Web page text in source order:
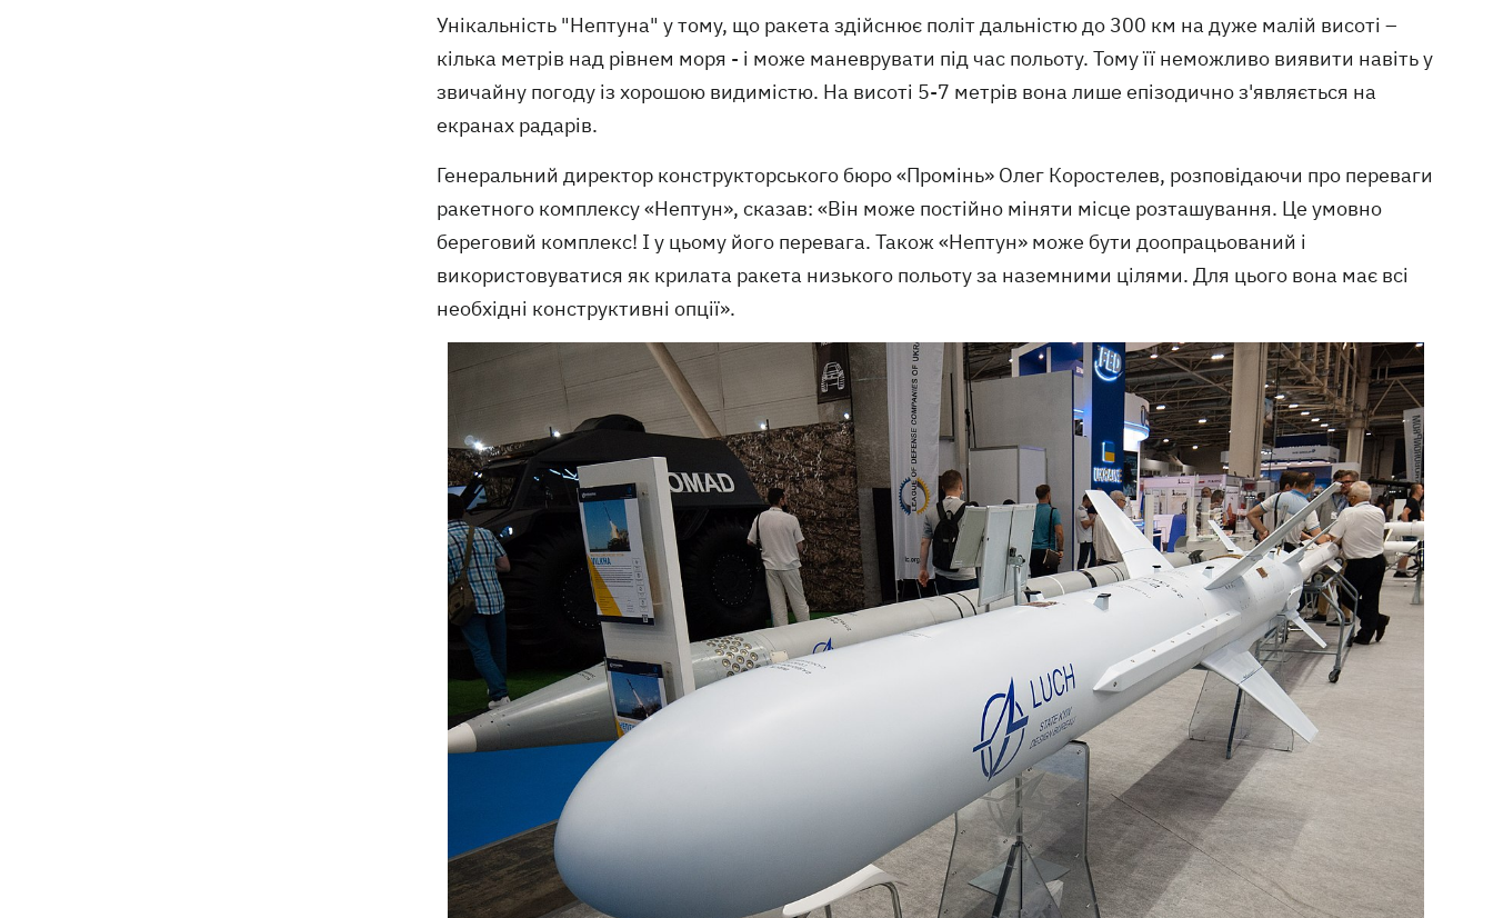
Унікальність "Нептуна" у тому, що ракета здійснює політ дальністю до 300 км на дуже малій висоті –
кілька метрів над рівнем моря - і може маневрувати під час польоту. Тому її неможливо виявити навіть у
звичайну погоду із хорошою видимістю. На висоті 5-7 метрів вона лише епізодично з'являється на
екранах радарів.
Генеральний директор конструкторського бюро «Промінь» Олег Коростелев, розповідаючи про переваги
ракетного комплексу «Нептун», сказав: «Він може постійно міняти місце розташування. Це умовно
береговий комплекс! І у цьому його перевага. Також «Нептун» може бути доопрацьований і
використовуватися як крилата ракета низького польоту за наземними цілями. Для цього вона має всі
необхідні конструктивні опції».